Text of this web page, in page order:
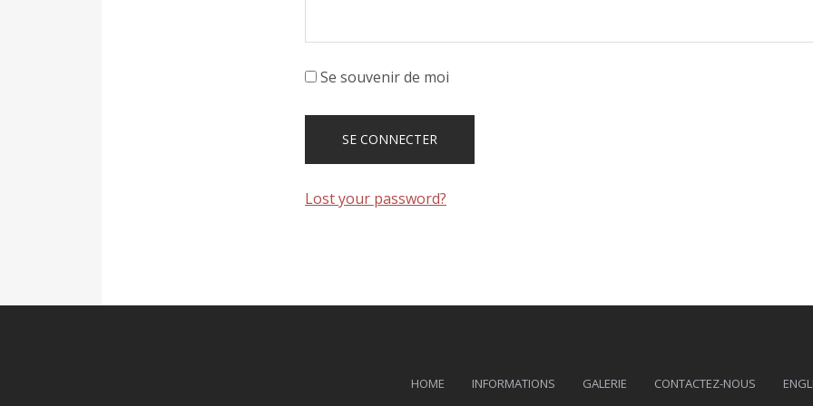
Se souvenir de moi
Lost your password?
HOME INFORMATIONS GALERIE CONTACTEZ-NOUS